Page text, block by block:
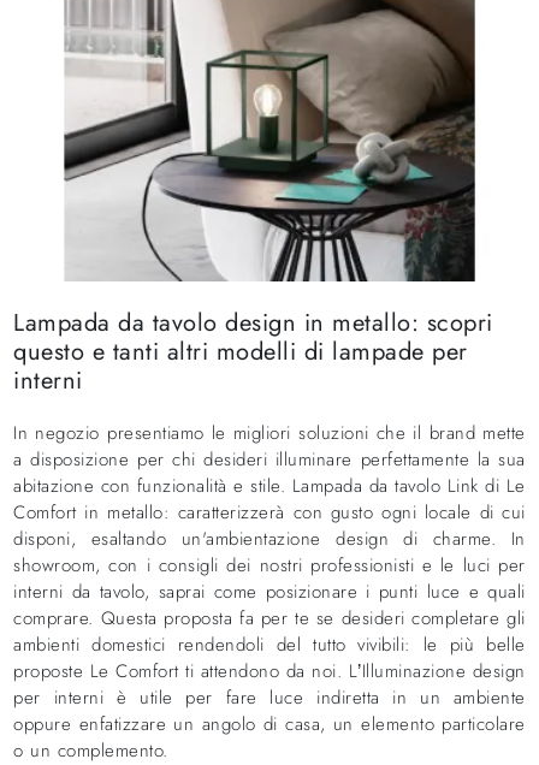
Lampada da tavolo design in metallo: scopri
questo e tanti altri modelli di lampade per
interni
In negozio presentiamo le migliori soluzioni che il brand mette
a disposizione per chi desideri illuminare perfettamente la sua
abitazione con funzionalità e stile. Lampada da tavolo Link di Le
Comfort in metallo: caratterizzerà con gusto ogni locale di cui
disponi, esaltando un'ambientazione design di charme. In
showroom, con i consigli dei nostri professionisti e le luci per
interni da tavolo, saprai come posizionare i punti luce e quali
comprare. Questa proposta fa per te se desideri completare gli
ambienti domestici rendendoli del tutto vivibili: le più belle
proposte Le Comfort ti attendono da noi. L’Illuminazione design
per interni è utile per fare luce indiretta in un ambiente
oppure enfatizzare un angolo di casa, un elemento particolare
o un complemento.